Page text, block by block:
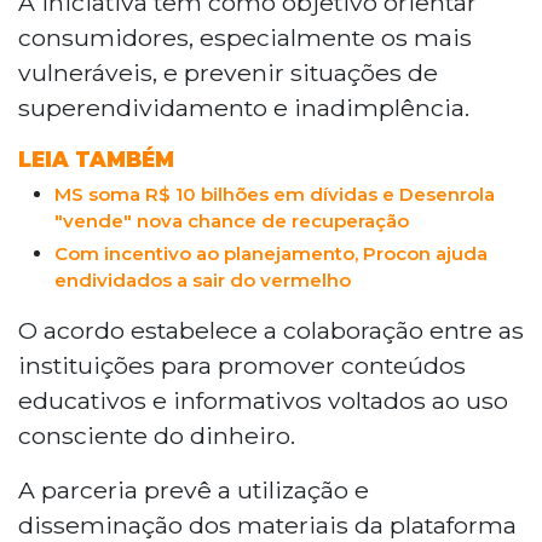
educação financeira no Estado, com foco em
consumidores vulneráveis e na prevenção ao
superendividamento. A parceria prevê o uso
da plataforma gratuita "Meu Bolso em Dia" e
tem vigência de cinco anos. O Estado registra
mais de 1,2 milhão de inadimplentes, com
dívidas que somam R$ 10,5 bilhões, segundo a
Serasa.
consumidores, especialmente os mais
vulneráveis, e prevenir situações de
superendividamento e inadimplência.
LEIA TAMBÉM
MS soma R$ 10 bilhões em dívidas e Desenrola
"vende" nova chance de recuperação
Com incentivo ao planejamento, Procon ajuda
endividados a sair do vermelho
O acordo estabelece a colaboração entre as
instituições para promover conteúdos
educativos e informativos voltados ao uso
consciente do dinheiro.
A parceria prevê a utilização e
disseminação dos materiais da plataforma